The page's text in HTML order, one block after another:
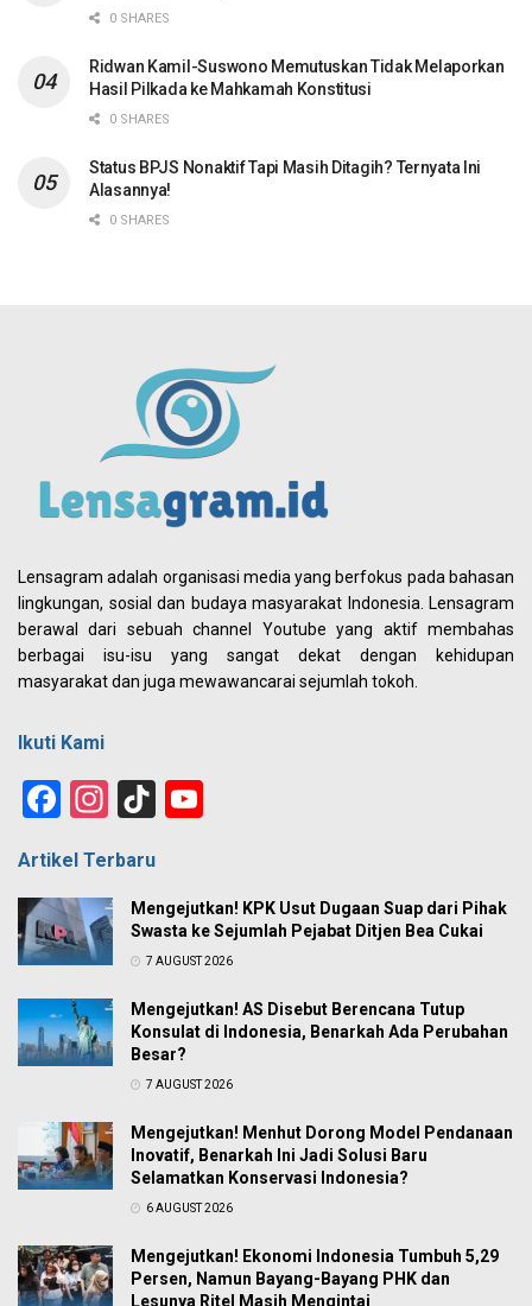
0 SHARES
Ridwan Kamil-Suswono Memutuskan Tidak Melaporkan
Hasil Pilkada ke Mahkamah Konstitusi
0 SHARES
Status BPJS Nonaktif Tapi Masih Ditagih? Ternyata Ini
Alasannya!
0 SHARES
Lensagram adalah organisasi media yang berfokus pada bahasan
lingkungan, sosial dan budaya masyarakat Indonesia. Lensagram
berawal dari sebuah channel Youtube yang aktif membahas
berbagai isu-isu yang sangat dekat dengan kehidupan
masyarakat dan juga mewawancarai sejumlah tokoh.
Ikuti Kami
Facebook
Instagram
TikTok
Artikel Terbaru
Mengejutkan! KPK Usut Dugaan Suap dari Pihak
Swasta ke Sejumlah Pejabat Ditjen Bea Cukai
7 AUGUST 2026
Mengejutkan! AS Disebut Berencana Tutup
Konsulat di Indonesia, Benarkah Ada Perubahan
Besar?
7 AUGUST 2026
Mengejutkan! Menhut Dorong Model Pendanaan
Inovatif, Benarkah Ini Jadi Solusi Baru
Selamatkan Konservasi Indonesia?
6 AUGUST 2026
Mengejutkan! Ekonomi Indonesia Tumbuh 5,29
Persen, Namun Bayang-Bayang PHK dan
Lesunya Ritel Masih Mengintai